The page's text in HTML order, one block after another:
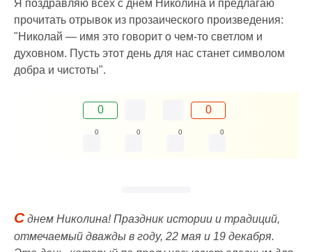
Я поздравляю всех с днем Николина и предлагаю
прочитать отрывок из прозаического произведения:
"Николай — имя это говорит о чем-то светлом и
духовном. Пусть этот день для нас станет символом
добра и чистоты".
0 0
0 0 0 0
Сднем Николина! Праздник истории и традиций,
отмечаемый дважды в году, 22 мая и 19 декабря.